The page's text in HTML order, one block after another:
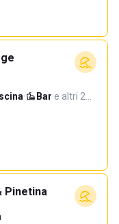
· Bar·e altri 2…
Pinetina